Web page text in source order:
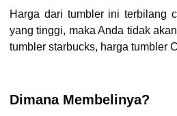
Harga dari tumbler ini terbilang
yang tinggi, maka Anda tidak
tumbler starbucks, harga tumbler
Dimana Membelinya?